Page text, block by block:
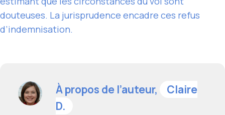
douteuses. La jurisprudence encadre ces refus
d’indemnisation.
À propos de l’auteur,
Claire
D.